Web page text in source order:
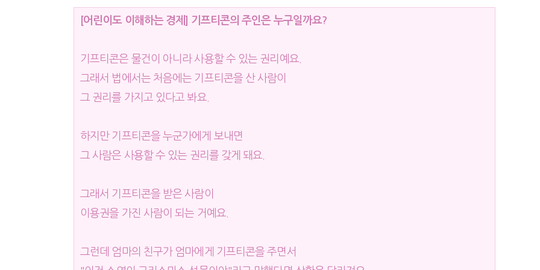
[어린이도 이해하는 경제] 기프티콘의 주인은 누구일까요?
기프티콘은 물건이 아니라 사용할 수 있는 권리예요.
그래서 법에서는 처음에는 기프티콘을 산 사람이
그 권리를 가지고 있다고 봐요.
하지만 기프티콘을 누군가에게 보내면
그 사람은 사용할 수 있는 권리를 갖게 돼요.
그래서 기프티콘을 받은 사람이
이용권을 가진 사람이 되는 거예요.
그런데 엄마의 친구가 엄마에게 기프티콘을 주면서